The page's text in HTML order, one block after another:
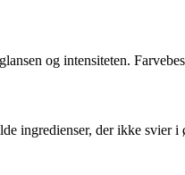
og intensiteten.
ingredienser, der ikke svier